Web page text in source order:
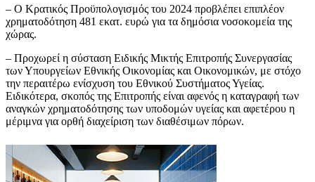
– Ο Κρατικός Προϋπολογισμός του 2024 προβλέπει επιπλέον
χρηματοδότηση 481 εκατ. ευρώ για τα δημόσια νοσοκομεία της
χώρας.
– Προχωρεί η σύσταση Ειδικής Μικτής Επιτροπής Συνεργασίας
των Υπουργείων Εθνικής Οικονομίας και Οικονομικών, με στόχο
την περαιτέρω ενίσχυση του Εθνικού Συστήματος Υγείας.
Ειδικότερα, σκοπός της Επιτροπής είναι αφενός η καταγραφή των
αναγκών χρηματοδότησης των υποδομών υγείας και αφετέρου η
μέριμνα για ορθή διαχείριση των διαθέσιμων πόρων.